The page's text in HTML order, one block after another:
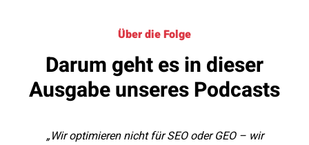
Über die Folge
Darum geht es in dieser
Ausgabe unseres Podcasts
„Wir optimieren nicht für SEO oder GEO – wir